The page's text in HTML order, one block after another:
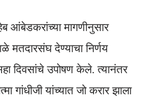
आंबेडकरांच्या मागणीनुसार
मतदारसंघ देण्याचा निर्णय
दिवसांचे उपोषण केले. त्यानंतर
गांधीजी यांच्यात जो करार झाला